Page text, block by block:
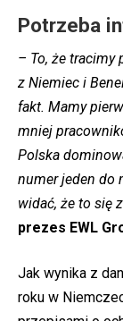
Potrzeba
– To, że tracimy
z Niemiec i
fakt. Mamy
mniej
Polska
numer jeden do
widać, że to się
prezes EWL
Jak wynika z
roku w